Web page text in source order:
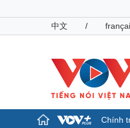
中文
/
Chính